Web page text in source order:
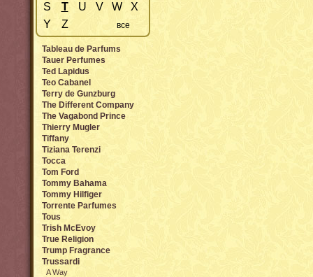
S
T U V W
X
Y
Z все
Tableau de Parfums
Tauer Perfumes
Ted Lapidus
Teo Cabanel
Terry de Gunzburg
The Different Company
The Vagabond Prince
Thierry Mugler
Tiffany
Tiziana Terenzi
Tocca
Tom Ford
Tommy Bahama
Tommy Hilfiger
Torrente Parfumes
Tous
Trish McEvoy
True Religion
Trump Fragrance
Trussardi
A Way